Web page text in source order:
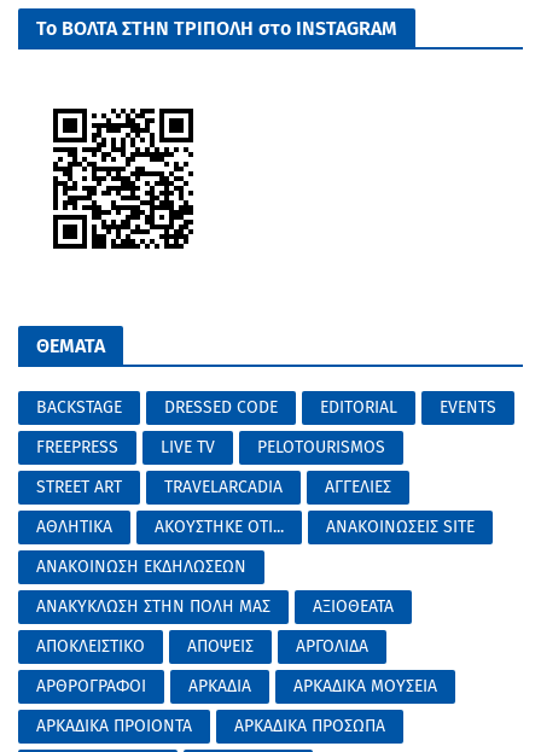
Το ΒΟΛΤΑ ΣΤΗΝ ΤΡΙΠΟΛΗ στο INSTAGRAM
ΘΕΜΑΤΑ
BACKSTAGE DRESSED CODE EDITORIAL
EVENTS
FREEPRESS
LIVE TV
PELOTOURISMOS
STREET ART
TRAVELARCADIA
ΑΓΓΕΛΙΕΣ
ΑΘΛΗΤΙΚΑ
ΑΚΟΥΣΤΗΚΕ ΟΤΙ...
ΑΝΑΚΟΙΝΩΣΕΙΣ SITE
ΑΝΑΚΟΙΝΩΣΗ ΕΚΔΗΛΩΣΕΩΝ
ΑΝΑΚΥΚΛΩΣΗ ΣΤΗΝ ΠΟΛΗ ΜΑΣ
ΑΞΙΟΘΕΑΤΑ
ΑΠΟΚΛΕΙΣΤΙΚΟ
ΑΠΟΨΕΙΣ
ΑΡΓΟΛΙΔΑ
ΑΡΘΡΟΓΡΑΦΟΙ
ΑΡΚΑΔΙΑ
ΑΡΚΑΔΙΚΑ ΜΟΥΣΕΙΑ
ΑΡΚΑΔΙΚΑ ΠΡΟΙΟΝΤΑ
ΑΡΚΑΔΙΚΑ ΠΡΟΣΩΠΑ